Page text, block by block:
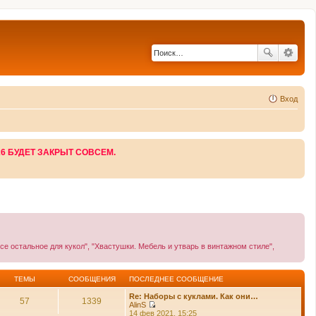
Вход
БУДЕТ ЗАКРЫТ СОВСЕМ.
остальное для кукол", "Хвастушки. Мебель и утварь в винтажном стиле",
ТЕМЫ СООБЩЕНИЯ ПОСЛЕДНЕЕ СООБЩЕНИЕ
57 1339
Re: Наборы с куклами. Как они…
AlinS
П
14 фев 2021, 15:25